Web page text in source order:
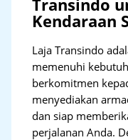
Transindo
Kendaraan
Laja Transindo
memenuhi
berkomitmen
menyediakan
dan siap
perjalanan Anda.